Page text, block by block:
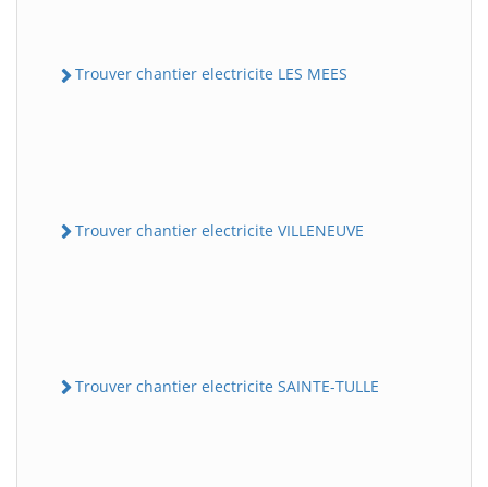
Trouver chantier electricite LES MEES
Trouver chantier electricite VILLENEUVE
Trouver chantier electricite SAINTE-TULLE